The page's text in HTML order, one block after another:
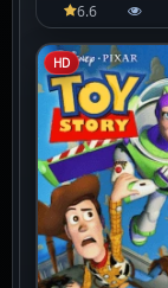
6.6
HD